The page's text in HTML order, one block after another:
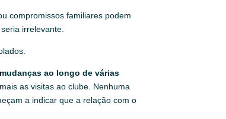
compromissos familiares podem
irrelevante.
ao longo de várias
as visitas ao clube. Nenhuma
a indicar que a relação com o